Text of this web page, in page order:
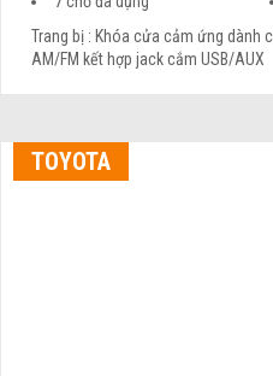
Trang bị : Khóa cửa cảm ứng dành
AM/FM kết hợp jack cắm USB/AUX
TOYOTA